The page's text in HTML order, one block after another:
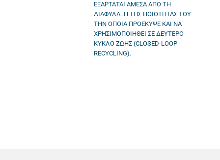
ΕΞΑΡΤΑΤΑΙ ΑΜΕΣΑ ΑΠΟ ΤΗ
ΔΙΑΦΥΛΑΞΗ ΤΗΣ ΠΟΙΟΤΗΤΑΣ ΤΟΥ
ΤΗΝ ΟΠΟΙΑ ΠΡΟΕΚΥΨΕ ΚΑΙ ΝΑ
ΧΡΗΣΙΜΟΠΟΙΗΘΕΙ ΣΕ ΔΕΥΤΕΡΟ
ΚΥΚΛΟ ΖΩΗΣ (CLOSED-LOOP
RECYCLING).